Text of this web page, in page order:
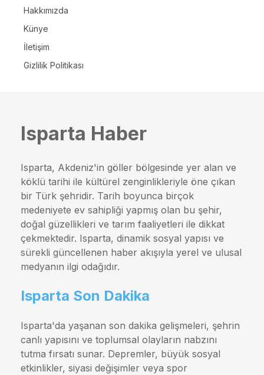
Hakkımızda
Künye
İletişim
Gizlilik Politikası
Isparta Haber
Isparta, Akdeniz'in göller bölgesinde yer alan ve
köklü tarihi ile kültürel zenginlikleriyle öne çıkan
bir Türk şehridir. Tarih boyunca birçok
medeniyete ev sahipliği yapmış olan bu şehir,
doğal güzellikleri ve tarım faaliyetleri ile dikkat
çekmektedir. Isparta, dinamik sosyal yapısı ve
sürekli güncellenen haber akışıyla yerel ve ulusal
medyanın ilgi odağıdır.
Isparta Son Dakika
Isparta'da yaşanan son dakika gelişmeleri, şehrin
canlı yapısını ve toplumsal olayların nabzını
tutma fırsatı sunar. Depremler, büyük sosyal
etkinlikler, siyasi değişimler veya spor